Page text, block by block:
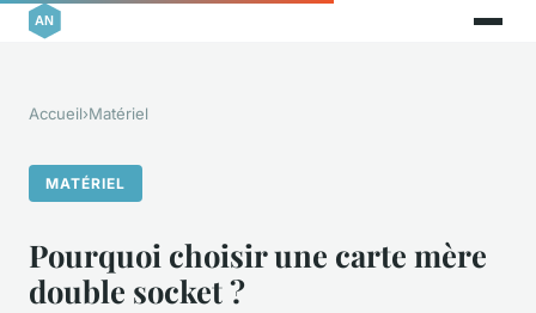
Accueil›Matériel
MATÉRIEL
Pourquoi choisir une carte mère
double socket ?